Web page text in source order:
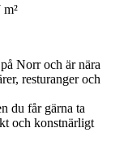
m²
Norr och är nära
resturanger och
du får gärna ta
och konstnärligt